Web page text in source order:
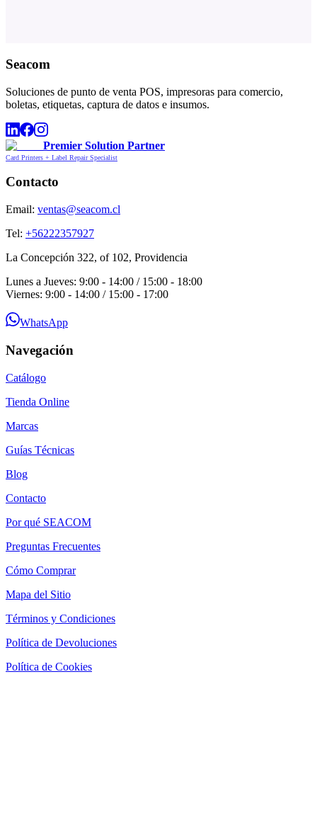
Seacom
Soluciones de punto de venta POS, impresoras para comercio,
boletas, etiquetas, captura de datos e insumos.
Premier Solution Partner
Card Printers + Label Repair Specialist
Contacto
Email: ventas@seacom.cl
Tel: +56222357927
La Concepción 322, of 102, Providencia
Lunes a Jueves: 9:00 - 14:00 / 15:00 - 18:00
Viernes: 9:00 - 14:00 / 15:00 - 17:00
WhatsApp
Navegación
Catálogo
Tienda Online
Marcas
Guías Técnicas
Blog
Contacto
Por qué SEACOM
Preguntas Frecuentes
Cómo Comprar
Mapa del Sitio
Términos y Condiciones
Política de Devoluciones
Política de Cookies